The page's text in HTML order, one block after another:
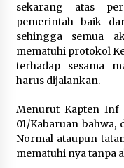
8
8
sekarang atas
pemerintah baik
sehingga semua
mematuhi protokol
terhadap sesama
harus dijalankan.
Menurut Kapten Inf
01/Kabaruan bahwa,
Normal ataupun
mematuhi nya tanpa